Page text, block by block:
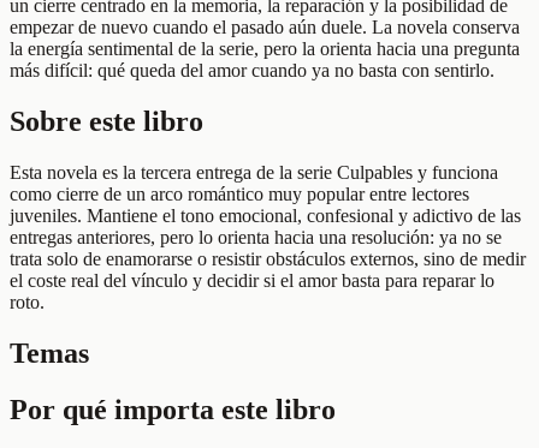
un cierre centrado en la memoria, la reparación y la posibilidad de
empezar de nuevo cuando el pasado aún duele. La novela conserva
la energía sentimental de la serie, pero la orienta hacia una pregunta
más difícil: qué queda del amor cuando ya no basta con sentirlo.
Sobre este libro
Esta novela es la tercera entrega de la serie Culpables y funciona
como cierre de un arco romántico muy popular entre lectores
juveniles. Mantiene el tono emocional, confesional y adictivo de las
entregas anteriores, pero lo orienta hacia una resolución: ya no se
trata solo de enamorarse o resistir obstáculos externos, sino de medir
el coste real del vínculo y decidir si el amor basta para reparar lo
roto.
Temas
Por qué importa este libro